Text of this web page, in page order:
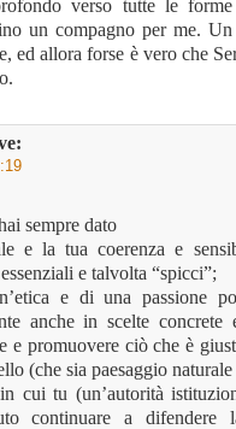
verso tutte le
un compagno per me. Un
ed allora forse è vero che
sempre dato
e la tua coerenza e
e talvolta “spicci”;
e di una passione
anche in scelte
e promuovere ciò che è
(che sia paesaggio
cui tu (un’autorità
continuare a difendere